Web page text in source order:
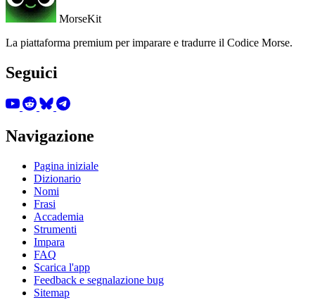
MorseKit
La piattaforma premium per imparare e tradurre il Codice Morse.
Seguici
Navigazione
Pagina iniziale
Dizionario
Nomi
Frasi
Accademia
Strumenti
Impara
FAQ
Scarica l'app
Feedback e segnalazione bug
Sitemap